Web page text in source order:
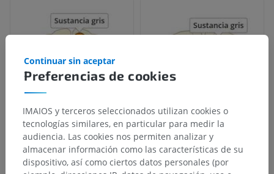
Preferencias de cookies
Continuar sin aceptar
IMAIOS y terceros seleccionados utilizan cookies o
tecnologías similares, en particular para medir la
audiencia. Las cookies nos permiten analizar y
almacenar información como las características de su
dispositivo, así como ciertos datos personales (por